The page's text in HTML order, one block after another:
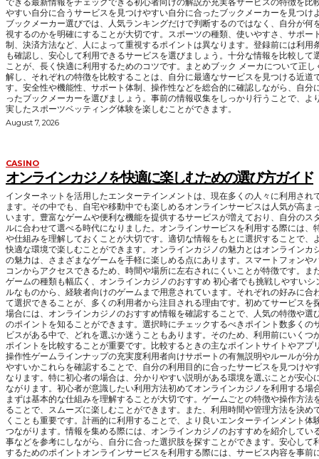
やすい自分に合うサービスを見つけやすい自分に合ったブックメーカーを見つけ
ブックメーカー選びでは、人気ランキングだけで判断するのではなく、自分が何
視するのかを明確にすることが大切です。スポーツの種類、使いやすさ、サポー
制、決済方法など、人によって重視するポイントは異なります。登録前には利用
も確認し、安心して利用できるサービスを選びましょう。十分な情報を比較して
ことが、長く快適に利用するためのコツです。まとめブック メーカについて正し
解し、それぞれの特徴を比較することは、自分に最適なサービスを見つける近道
す。安全性や機能性、サポート体制、操作性などを総合的に確認しながら、自分
ったブックメーカーを選びましょう。事前の情報収集をしっかり行うことで、よ
実したスポーツベッティング体験を楽しむことができます。
August 7, 2026
CASINO
オンラインカジノを快適に楽しむための選び方ガイド
インターネットを活用したエンターテインメントは、現在多くの人々に利用され
ます。その中でも、自宅や移動中でも楽しめるオンラインサービスは人気が高ま
います。豊富なゲームや便利な機能を提供するサービスが増えており、自分のス
ルに合わせて選べる時代になりました。オンラインサービスを利用する際には、
や仕組みを理解しておくことが大切です。適切な情報をもとに選択することで、
快適な環境で楽しむことができます。オンラインカジノの魅力とはオンラインカ
の魅力は、さまざまなゲームを手軽に楽しめる点にあります。スマートフォンや
コンからアクセスできるため、時間や場所に左右されにくいことが特徴です。ま
ゲームの種類も幅広く、オンラインカジノのおすすめ 初心者でも挑戦しやすいシ
ルなものから、経験者向けのゲームまで用意されています。それぞれの好みに合
て選択できることが、多くの利用者から注目される理由です。初めてサービスを
場合には、オンラインカジノのおすすめ情報を確認することで、人気の特徴や選
のポイントを知ることができます。選択時にチェックするべきポイント数多くの
ビスがある中で、どれを選ぶか迷うこともあります。そのため、利用前にいくつ
ポイントを比較することが重要です。比較するときの主なポイントサイトやアプ
操作性ゲームラインナップの充実度利用者向けサポートの有無説明やルールが分
やすいかこれらを確認することで、自分の利用目的に合ったサービスを見つけや
なります。特に初心者の場合は、分かりやすい説明がある環境を選ぶことが安心
ながります。初心者が意識したい利用方法初めてオンラインカジノを利用する場
まずは基本的な仕組みを理解することが大切です。ゲームごとの特徴や操作方法
ることで、スムーズに楽しむことができます。また、利用時間や管理方法を決め
くことも重要です。計画的に利用することで、より良いエンターテインメント体
つながります。情報を集める際には、オンラインカジノのおすすめを紹介してい
事などを参考にしながら、自分に合った選択肢を探すことができます。安心して
するためのポイントオンラインサービスを利用する際には、サービス内容を事前